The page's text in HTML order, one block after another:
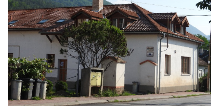
One of the two to public accessible ice caves in
our country can be found in the north of the
Gemer region, in the Slovak Paradise National
Park.
Find more